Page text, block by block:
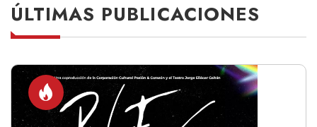
ÚLTIMAS PUBLICACIONES